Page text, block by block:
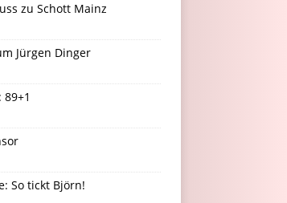
zu Schott Mainz
Jürgen Dinger
So tickt Björn!